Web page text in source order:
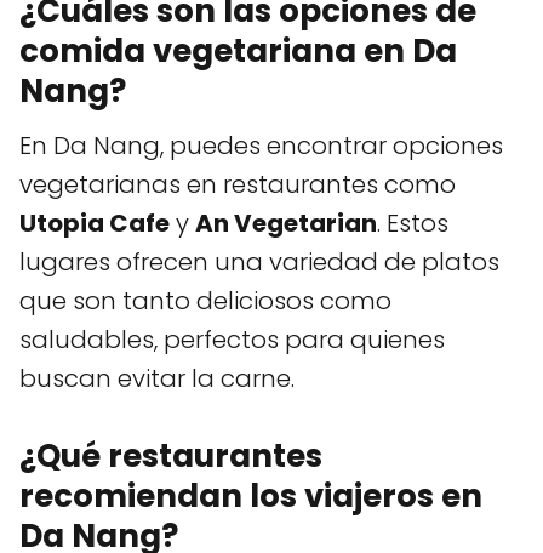
¿Cuáles son las opciones de
comida vegetariana en Da
Nang?
En Da Nang, puedes encontrar opciones
vegetarianas en restaurantes como
Utopia CafeyAn Vegetarian. Estos
lugares ofrecen una variedad de platos
que son tanto deliciosos como
saludables, perfectos para quienes
buscan evitar la carne.
¿Qué restaurantes
recomiendan los viajeros en
Da Nang?